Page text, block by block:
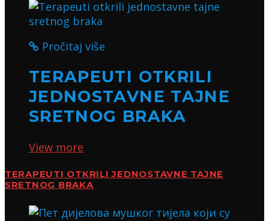
Pročitaj više
TERAPEUTI OTKRILI
JEDNOSTAVNE TAJNE
SRETNOG BRAKA
View more
TERAPEUTI OTKRILI JEDNOSTAVNE TAJNE
SRETNOG BRAKA